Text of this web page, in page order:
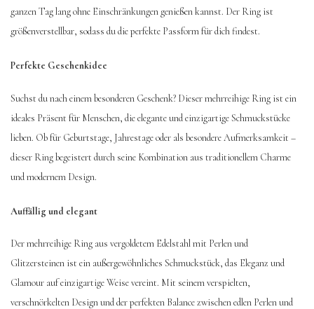
ganzen Tag lang ohne Einschränkungen genießen kannst. Der Ring ist
größenverstellbar, sodass du die perfekte Passform für dich findest.
Perfekte Geschenkidee
Suchst du nach einem besonderen Geschenk? Dieser mehrreihige Ring ist ein
ideales Präsent für Menschen, die elegante und einzigartige Schmuckstücke
lieben. Ob für Geburtstage, Jahrestage oder als besondere Aufmerksamkeit –
dieser Ring begeistert durch seine Kombination aus traditionellem Charme
und modernem Design.
Auffällig und elegant
Der mehrreihige Ring aus vergoldetem Edelstahl mit Perlen und
Glitzersteinen ist ein außergewöhnliches Schmuckstück, das Eleganz und
Glamour auf einzigartige Weise vereint. Mit seinem verspielten,
verschnörkelten Design und der perfekten Balance zwischen edlen Perlen und